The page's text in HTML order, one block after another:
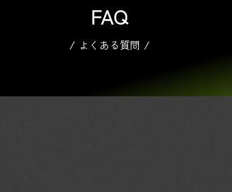
FAQ
よくある質問